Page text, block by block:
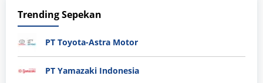
Trending Sepekan
PT Toyota-Astra Motor
PT Yamazaki Indonesia